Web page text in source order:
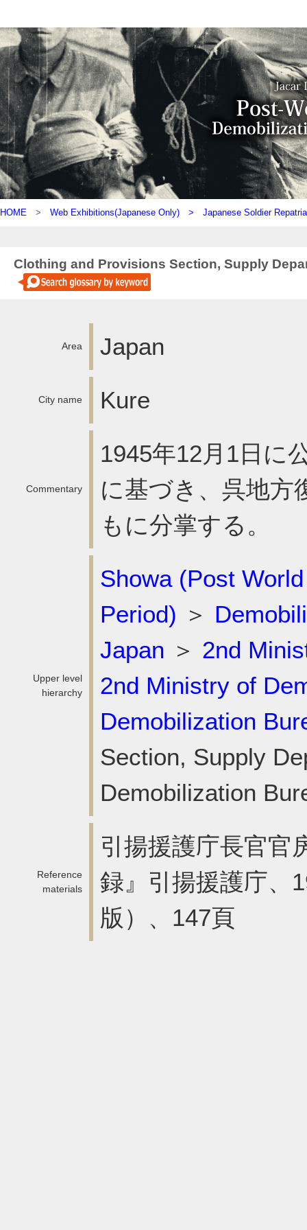
HOME > Web Exhibitions(Japanese Only) > Japanese Soldier
Clothing and Provisions Section, Supply
Area Japan
City name Kure
Commentary
1945年12月1日に
に基づき、呉地方
もに分掌する。
Upper level
hierarchy
Showa (Post
Period) ＞
Japan ＞ 2nd
2nd Ministry of
Demobilization
Section, Supply
Demobilization
Reference
materials
引揚援護庁長官官
録』引揚援護庁、
版）、147頁